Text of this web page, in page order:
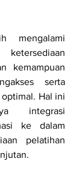
mengalami
kemampuan
serta
Hal ini
integrasi
ke dalam
pelatihan